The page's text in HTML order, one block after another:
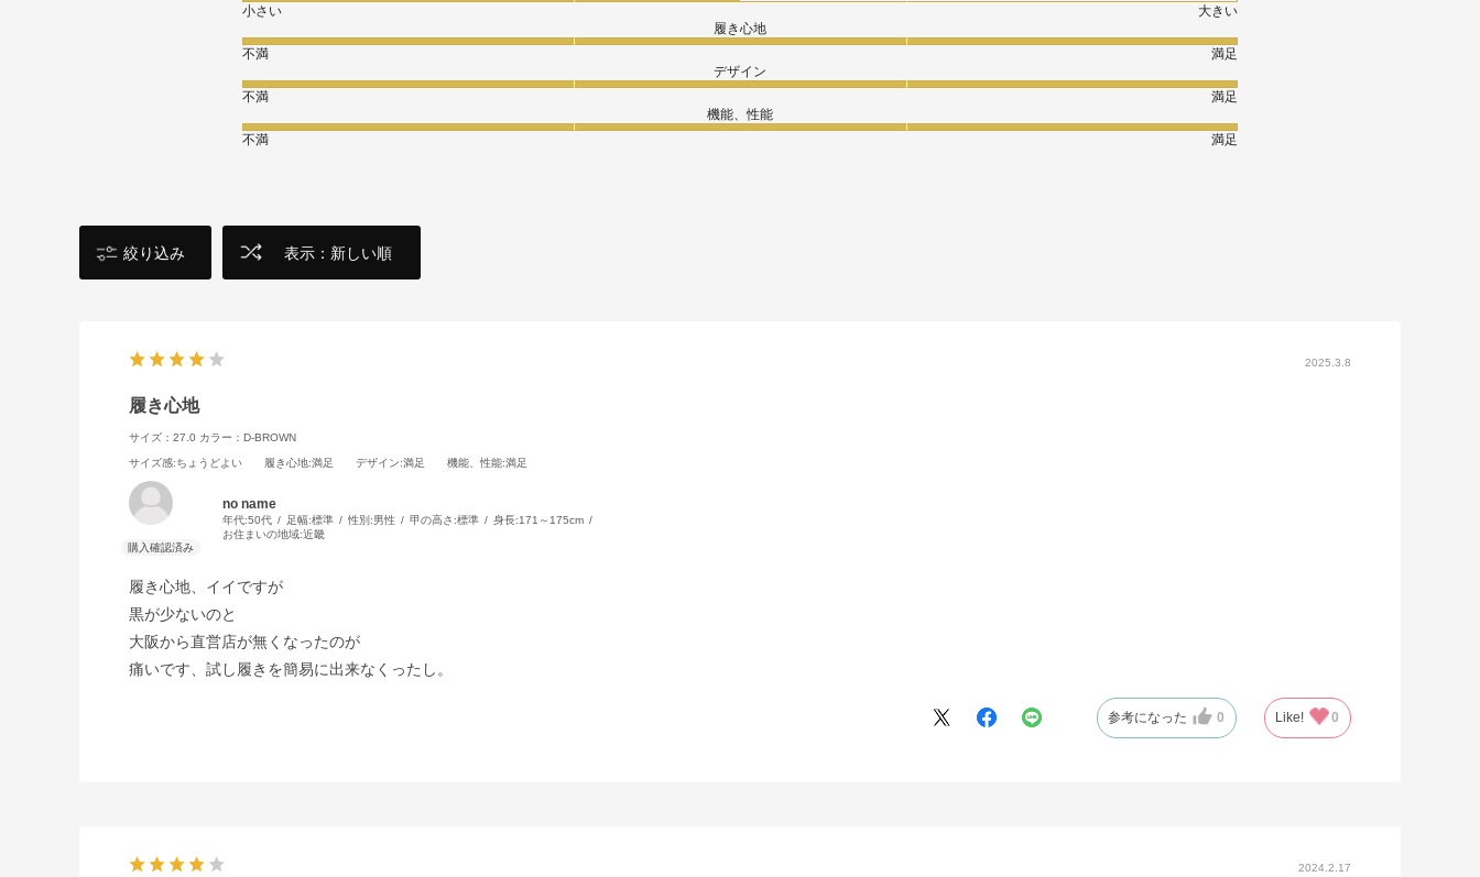
小さい
大きい
履き心地
不満
満足
デザイン
不満
満足
機能、性能
不満
満足
絞り込み 表示：新しい順
2025.3.8
履き心地
サイズ：27.0 カラー：D-BROWN
サイズ感:ちょうどよい 履き心地:満足 デザイン:満足 機能、性能:満足
no name
年代:50代 足幅:標準 性別:男性 甲の高さ:標準 身長:171～175cm
お住まいの地域:近畿
履き心地、イイですが
黒が少ないのと
大阪から直営店が無くなったのが
痛いです、試し履きを簡易に出来なくったし。
参考になった 0 Like! 0
2024.2.17